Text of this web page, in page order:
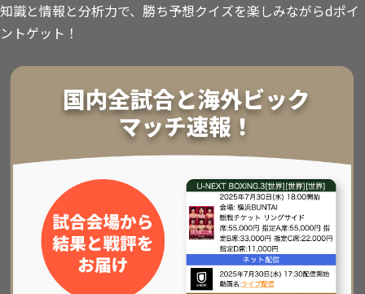
知識と情報と分析力で、勝ち予想クイズを楽しみながらdポイ
ントゲット！